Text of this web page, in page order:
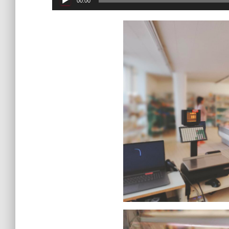
audio